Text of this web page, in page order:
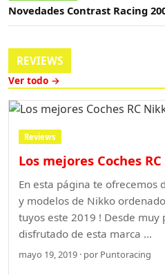
Novedades Contrast Racing
REVIEWS
Ver todo →
Reviews
Los mejores Coches
En esta página te ofrecemos
y modelos de Nikko
tuyos este 2019 ! Desde muy
disfrutado de esta marca …
mayo 19, 2019 · por Puntoracing